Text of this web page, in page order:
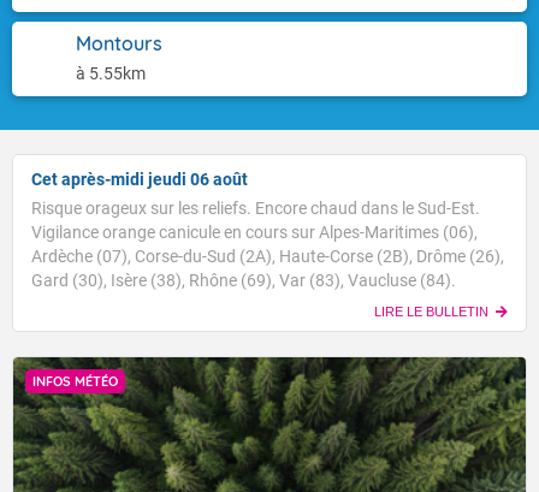
Montours
à 5.55km
Cet après-midi jeudi 06 août
Risque orageux sur les reliefs. Encore chaud dans le Sud-Est.
Vigilance orange canicule en cours sur Alpes-Maritimes (06),
Ardèche (07), Corse-du-Sud (2A), Haute-Corse (2B), Drôme (26),
Gard (30), Isère (38), Rhône (69), Var (83), Vaucluse (84).
LIRE LE BULLETIN
INFOS MÉTÉO